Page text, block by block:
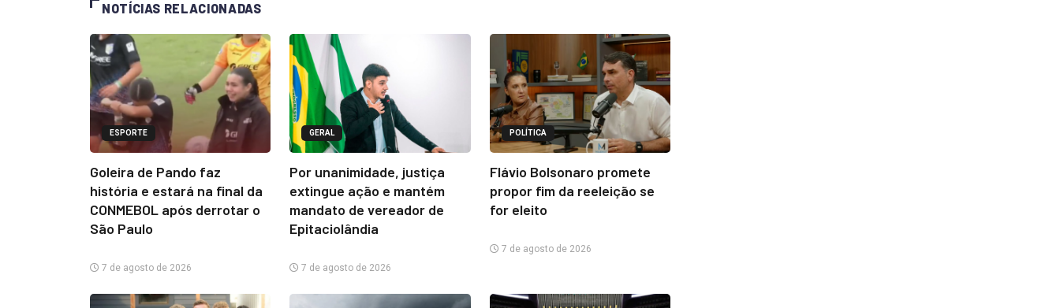
NOTÍCIAS RELACIONADAS
ESPORTE
Goleira de Pando faz
história e estará na final da
CONMEBOL após derrotar o
São Paulo
7 de agosto de 2026
GERAL
Por unanimidade, justiça
extingue ação e mantém
mandato de vereador de
Epitaciolândia
7 de agosto de 2026
POLÍTICA
Flávio Bolsonaro promete
propor fim da reeleição se
for eleito
7 de agosto de 2026